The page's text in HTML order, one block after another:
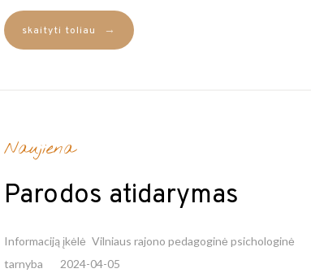
skaityti toliau →
Naujiena
Parodos atidarymas
Informaciją įkėlė Vilniaus rajono pedagoginė psichologinė
tarnyba
2024-04-05